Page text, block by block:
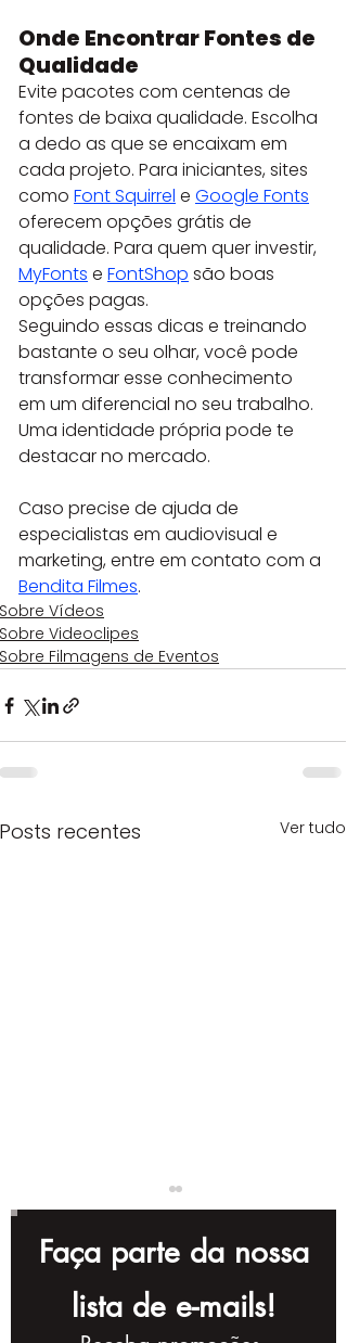
Onde Encontrar Fontes de
Qualidade
Evite pacotes com centenas de
fontes de baixa qualidade. Escolha
a dedo as que se encaixam em
cada projeto. Para iniciantes, sites
como Font Squirrel e Google Fonts
oferecem opções grátis de
qualidade. Para quem quer investir,
MyFonts e FontShop são boas
opções pagas.
Seguindo essas dicas e treinando
bastante o seu olhar, você pode
transformar esse conhecimento
em um diferencial no seu trabalho.
Uma identidade própria pode te
destacar no mercado.
Caso precise de ajuda de
especialistas em audiovisual e
marketing, entre em contato com a
Bendita Filmes.
Sobre Vídeos
Sobre Videoclipes
Sobre Filmagens de Eventos
Posts recentes Ver tudo
Faça parte da nossa
lista de e-mails!